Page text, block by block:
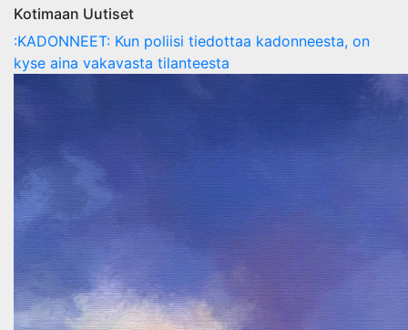
Kotimaan Uutiset
:KADONNEET: Kun poliisi tiedottaa kadonneesta, on
kyse aina vakavasta tilanteesta